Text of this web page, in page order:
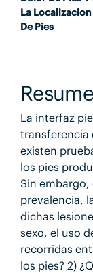
La
De Pies
La interfaz
transferencia
existen
los pies
Sin
prevalencia,
dichas
sexo, el uso
recorridas
los pies? 2)